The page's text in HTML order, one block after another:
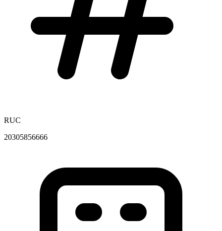
RUC
20305856666